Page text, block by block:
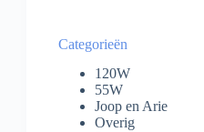
Categorieën
120W
55W
Joop en Arie
Overig